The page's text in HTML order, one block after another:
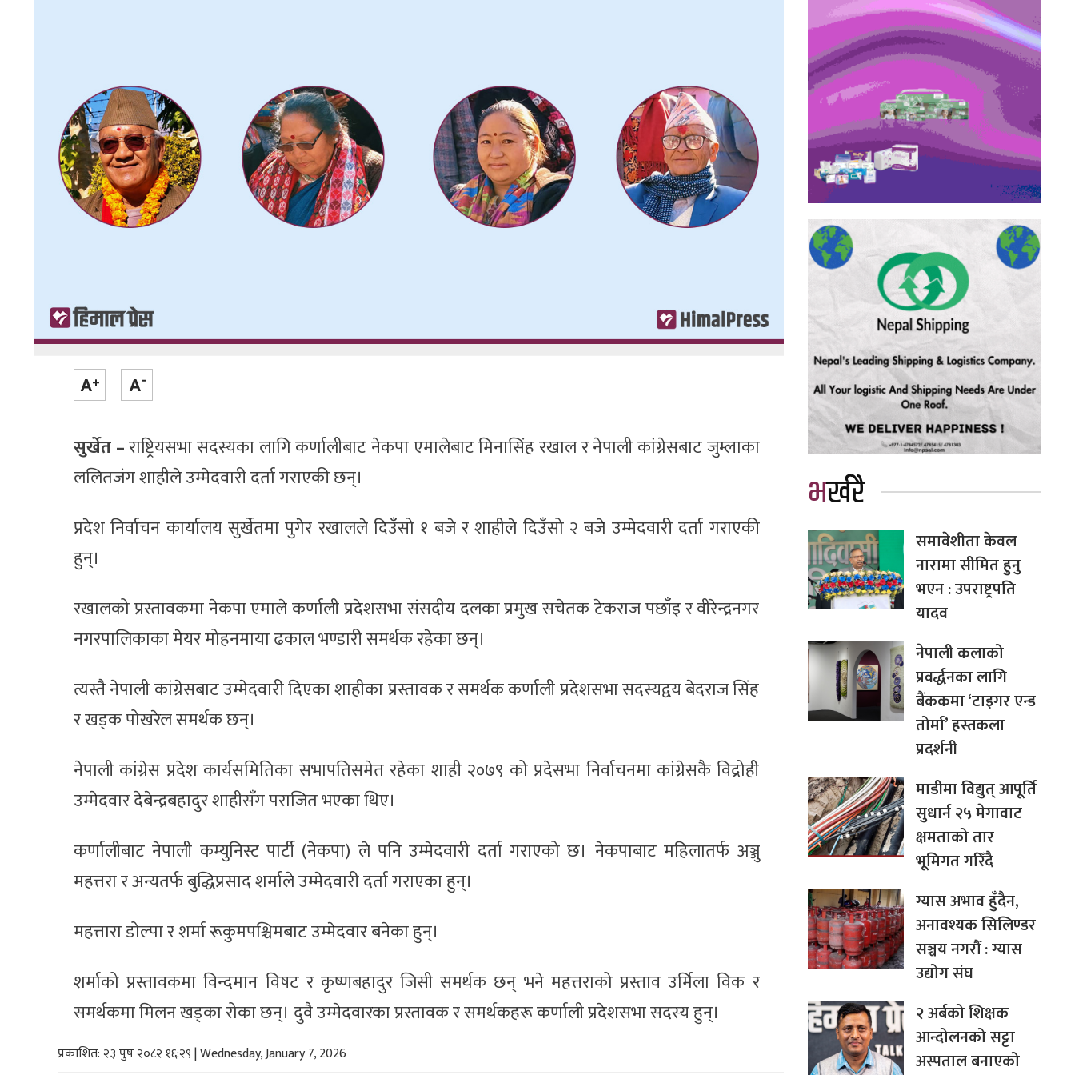
सुर्खेत –राष्ट्रियसभा सदस्यका लागि कर्णालीबाट नेकपा एमालेबाट मिनासिंह रखाल र नेपाली कांग्रेसबाट जुम्लाका
ललितजंग शाहीले उम्मेदवारी दर्ता गराएकी छन्।
प्रदेश निर्वाचन कार्यालय सुर्खेतमा पुगेर रखालले दिउँसो १ बजे र शाहीले दिउँसो २ बजे उम्मेदवारी दर्ता गराएकी
हुन्।
रखालको प्रस्तावकमा नेकपा एमाले कर्णाली प्रदेशसभा संसदीय दलका प्रमुख सचेतक टेकराज पछाँइ र वीरेन्द्रनगर
नगरपालिकाका मेयर मोहनमाया ढकाल भण्डारी समर्थक रहेका छन्।
त्यस्तै नेपाली कांग्रेसबाट उम्मेदवारी दिएका शाहीका प्रस्तावक र समर्थक कर्णाली प्रदेशसभा सदस्यद्वय बेदराज सिंह
र खड्क पोखरेल समर्थक छन्।
नेपाली कांग्रेस प्रदेश कार्यसमितिका सभापतिसमेत रहेका शाही २०७९ को प्रदेसभा निर्वाचनमा कांग्रेसकै विद्रोही
उम्मेदवार देबेन्द्रबहादुर शाहीसँग पराजित भएका थिए।
कर्णालीबाट नेपाली कम्युनिस्ट पार्टी (नेकपा) ले पनि उम्मेदवारी दर्ता गराएको छ। नेकपाबाट महिलातर्फ अञ्जु
महत्तरा र अन्यतर्फ बुद्धिप्रसाद शर्माले उम्मेदवारी दर्ता गराएका हुन्।
महत्तारा डोल्पा र शर्मा रूकुमपश्चिमबाट उम्मेदवार बनेका हुन्।
शर्माको प्रस्तावकमा विन्दमान विषट र कृष्णबहादुर जिसी समर्थक छन् भने महत्तराको प्रस्ताव उर्मिला विक र
समर्थकमा मिलन खड्का रोका छन्। दुवै उम्मेदवारका प्रस्तावक र समर्थकहरू कर्णाली प्रदेशसभा सदस्य हुन्।
प्रकाशित: २३ पुष २०८२ १६:२९ | Wednesday, January 7, 2026
भर्खरै
समावेशीता केवल
नारामा सीमित हुनु
भएन : उपराष्ट्रपति
यादव
नेपाली कलाको
प्रवर्द्धनका लागि
बैंककमा ‘टाइगर एन्ड
तोर्मा’ हस्तकला
प्रदर्शनी
माडीमा विद्युत् आपूर्ति
सुधार्न २५ मेगावाट
क्षमताको तार
भूमिगत गरिँदै
ग्यास अभाव हुँदैन,
अनावश्यक सिलिण्डर
सञ्चय नगरौँ : ग्यास
उद्योग संघ
२ अर्बको शिक्षक
आन्दोलनको सट्टा
अस्पताल बनाएको